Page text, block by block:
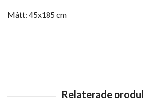
Mått: 45x185 cm